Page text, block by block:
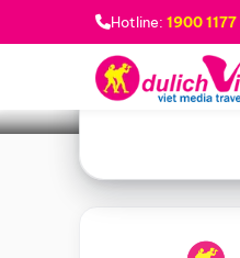
Hotline: 1900 1177
Bạn muốn đi đâu?